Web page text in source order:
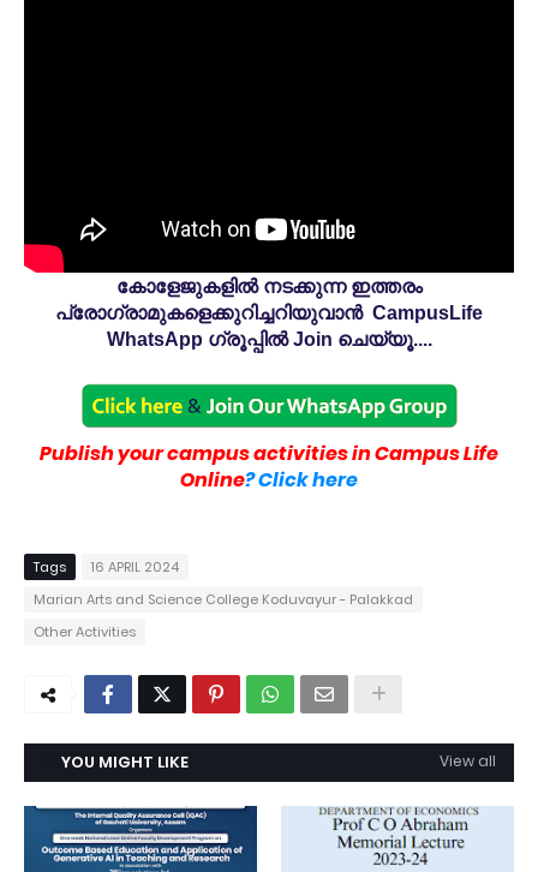
കോളേജുകളിൽ നടക്കുന്ന ഇത്തരം
പ്രോഗ്രാമുകളെക്കുറിച്ചറിയുവാൻ CampusLife
WhatsApp ഗ്രൂപ്പിൽ Join ചെയ്യൂ....
Publish your campus activities in Campus Life
Online? Click here
Tags
16 APRIL 2024
Marian Arts and Science College Koduvayur - Palakkad
Other Activities
YOU MIGHT LIKE View all